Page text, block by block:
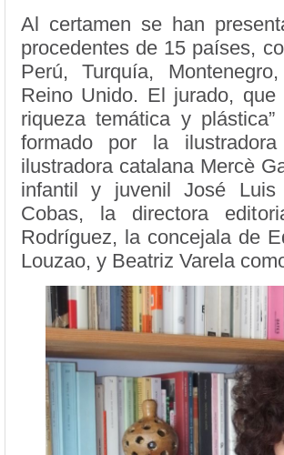
Al certamen se han
procedentes de 15 países,
Perú, Turquía,
Reino Unido. El jurado,
riqueza temática y
formado por la
ilustradora catalana Mercè
infantil y juvenil José
Cobas, la directora
Rodríguez, la concejala de
Louzao, y Beatriz Varela